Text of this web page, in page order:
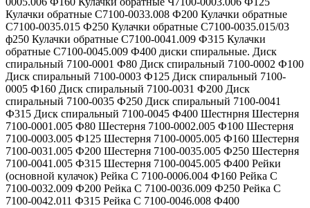
Кулачки обратные С7100-0033.008 Ф200 Кулачки обратные
С7100-0035.015 Ф250 Кулачки обратные С7100-0035.015/03
ф250 Кулачки обратные С7100-0041.009 Ф315 Кулачки
обратные С7100-0045.009 Ф400 диски спиральные. Диск
спиральный 7100-0001 Ф80 Диск спиральный 7100-0002 Ф100
Диск спиральный 7100-0003 Ф125 Диск спиральный 7100-
0005 Ф160 Диск спиральный 7100-0031 Ф200 Диск
спиральный 7100-0035 Ф250 Диск спиральный 7100-0041
Ф315 Диск спиральный 7100-0045 Ф400 Шестнрня Шестерня
7100-0001.005 Ф80 Шестерня 7100-0002.005 Ф100 Шестерня
7100-0003.005 Ф125 Шестерня 7100-0005.005 Ф160 Шестерня
7100-0031.005 Ф200 Шестерня 7100-0035.005 Ф250 Шестерня
7100-0041.005 Ф315 Шестерня 7100-0045.005 Ф400 Рейки
(основной кулачок) Рейка С 7100-0006.004 Ф160 Рейка С
7100-0032.009 Ф200 Рейка С 7100-0036.009 Ф250 Рейка С
7100-0042.011 Ф315 Рейка С 7100-0046.008 Ф400